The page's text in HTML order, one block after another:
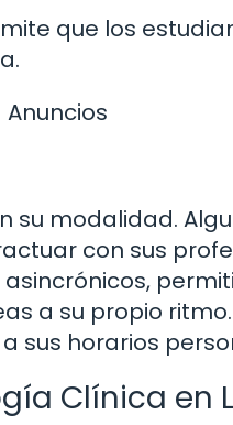
que los
Anuncios
su modalidad.
con sus
a su propio
sus horarios
Clínica en